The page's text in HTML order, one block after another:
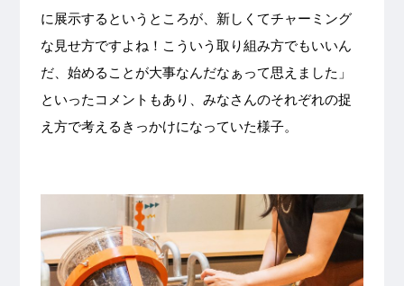
に展示するというところが、新しくてチャーミング
な見せ方ですよね！こういう取り組み方でもいいん
だ、始めることが大事なんだなぁって思えました」
といったコメントもあり、みなさんのそれぞれの捉
え方で考えるきっかけになっていた様子。